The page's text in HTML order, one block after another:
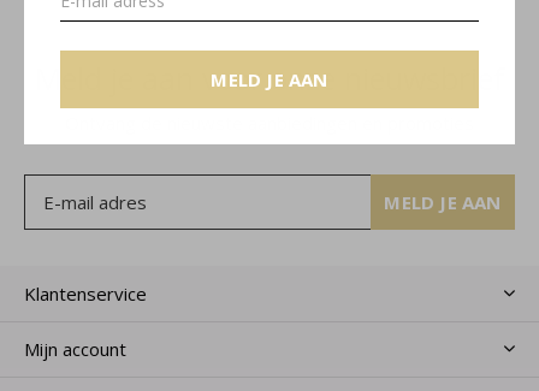
MELD JE AAN
Meld je aan voor onze nieuwsbrief
MELD JE AAN
Klantenservice
Mijn account